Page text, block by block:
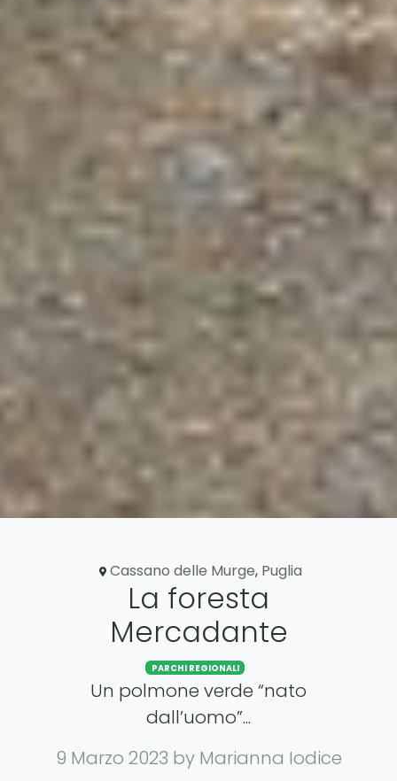
Cassano delle Murge, Puglia
La foresta
Mercadante
PARCHI REGIONALI
Un polmone verde “nato
dall’uomo”...
9 Marzo 2023 by Marianna Iodice